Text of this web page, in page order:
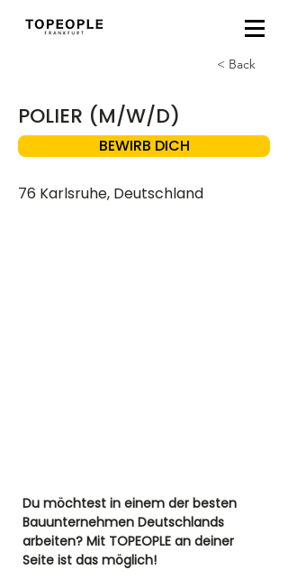
POLIER (M/W/D)
BEWIRB DICH
76 Karlsruhe, Deutschland
< Back
Du möchtest in einem der besten
Bauunternehmen Deutschlands
arbeiten? Mit TOPEOPLE an deiner
Seite ist das möglich!